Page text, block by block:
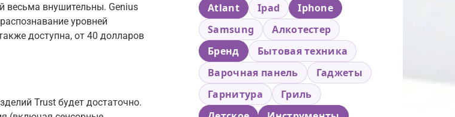
весьма внушительны. Genius
уровней
доступна, от 40 долларов
Trust будет достаточно.
Atlant
Ipad
Iphone
Samsung
Алкотестер
Бренд
Бытовая техника
Варочная панель
Гаджеты
Гарнитура
Гриль